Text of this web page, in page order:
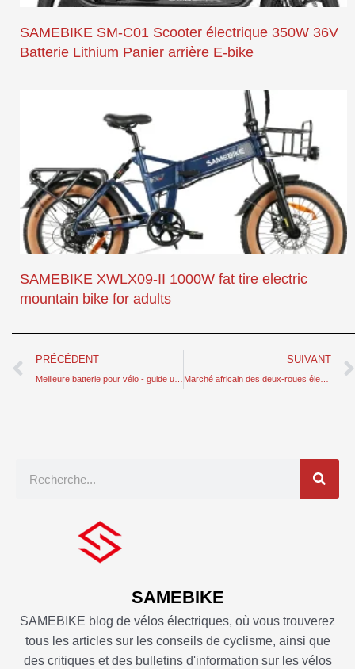
SAMEBIKE SM-C01 Scooter électrique 350W 36V
Batterie Lithium Panier arrière E-bike
SAMEBIKE XWLX09-II 1000W fat tire electric
mountain bike for adults
Prévenir
PRÉCÉDENT
Meilleure batterie pour vélo - guide ultime pour maximiser votre conduite
SUIVANT
Marché africain des deux-roues électriques - obstacles et opportunités
SAMEBIKE
SAMEBIKE blog de vélos électriques, où vous trouverez
tous les articles sur les conseils de cyclisme, ainsi que
des critiques et des bulletins d'information sur les vélos